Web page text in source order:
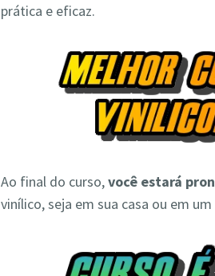
prática e eficaz.
Ao final do curso,você estará
vinílico, seja em sua casa ou em